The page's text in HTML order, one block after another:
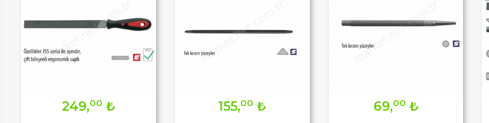
249,00 ₺ 155,00 ₺ 69,00 ₺